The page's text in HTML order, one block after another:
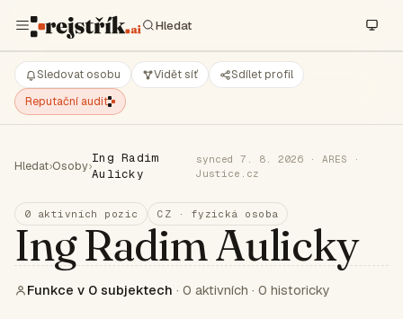
Sledovat osobu Vidět síť
Sdílet profil
Reputační audit
Hledat›Osoby›
Ing Radim
Aulicky
synced 7. 8. 2026 · ARES ·
Justice.cz
0 aktivních pozic CZ · fyzická osoba
Ing Radim Aulicky
Funkce v 0 subjektech · 0 aktivních · 0 historicky